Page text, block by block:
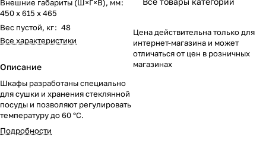
Внешние габариты (Ш×Г×В), мм:
450 х 615 х 465
Вес пустой, кг: 48
Все характеристики
Описание
Шкафы разработаны специально
для сушки и хранения стеклянной
посуды и позволяют регулировать
температуру до 60 °C.
Подробности
Цена действительна только для
интернет-магазина и может
отличаться от цен в розничных
магазинах